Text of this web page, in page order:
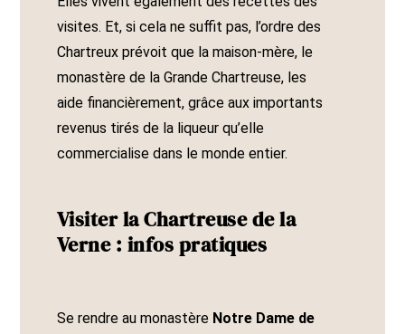
visites. Et, si cela ne suffit pas, l’ordre des
Chartreux prévoit que la maison-mère, le
monastère de la Grande Chartreuse, les
aide financièrement, grâce aux importants
revenus tirés de la liqueur qu’elle
commercialise dans le monde entier.
Visiter la Chartreuse de la
Verne : infos pratiques
Se rendre au monastère Notre Dame de